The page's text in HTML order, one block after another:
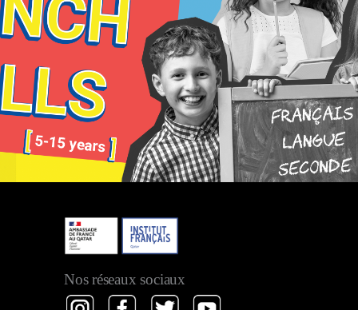
Nos réseaux sociaux